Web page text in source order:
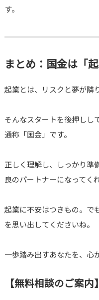
す。
まとめ：国金は「
起業とは、リスクと夢が隣
そんなスタートを後押しし
通称「国金」です。
正しく理解し、しっかり準
良のパートナーになってく
起業に不安はつきもの。で
を思い出してくださいね。
一歩踏み出すあなたを、心
【無料相談のご案内】